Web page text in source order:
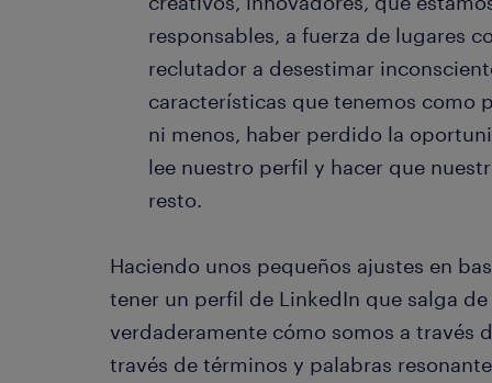
responsables, a fuerza de lugares
reclutador a desestimar
características que tenemos como
ni menos, haber perdido la
lee nuestro perfil y hacer que
resto.
Haciendo unos pequeños ajustes en
tener un perfil de LinkedIn que salga
verdaderamente cómo somos a través
través de términos y palabras